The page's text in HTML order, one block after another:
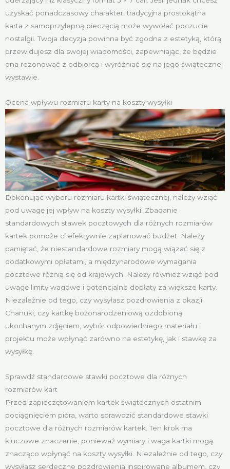
uzyskać ponadczasowy charakter, tradycyjna prostokątna
karta z samoprzylepną pieczęcią może wywołać poczucie
nostalgii. Twoja decyzja powinna być zgodna z estetyką, którą
przewidujesz dla swojej wiadomości, zapewniając, że będzie
ona rezonować z odbiorcą i wyróżniać się na jego świątecznej
wystawie.
Ocena wpływu rozmiaru karty na koszty wysyłki
Dokonując wyboru rozmiaru kartki świątecznej, należy wziąć
pod uwagę jej wpływ na koszty wysyłki. Zbadanie
standardowych stawek pocztowych dla różnych rozmiarów
kartek pomoże ci efektywnie zaplanować budżet. Należy
pamiętać, że niestandardowe rozmiary mogą wiązać się z
dodatkowymi opłatami, a międzynarodowe wymagania
pocztowe różnią się od krajowych. Należy również wziąć pod
uwagę limity wagowe i potencjalne dopłaty za większe karty.
Niezależnie od tego, czy wysyłasz pozdrowienia z okazji
Chanuki, czy kartkę bożonarodzeniową ozdobioną
ukochanym zdjęciem, wybór odpowiedniego materiału i
projektu może wpłynąć zarówno na estetykę, jak i stawkę za
wysyłkę.
Sprawdź standardowe stawki pocztowe dla różnych
rozmiarów kart
Przed zapieczętowaniem kartek świątecznych ostatnim
pociągnięciem pióra, warto sprawdzić standardowe stawki
pocztowe dla różnych rozmiarów kartek. Ten krok ma
kluczowe znaczenie, ponieważ wymiary i waga kartki mogą
znacząco wpłynąć na koszty wysyłki. Niezależnie od tego, czy
wysyłasz serdeczne pozdrowienia inspirowane albumem, czy